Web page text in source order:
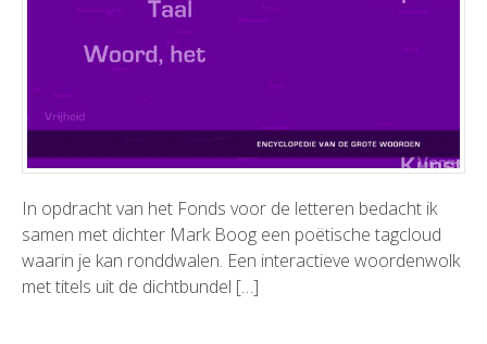
In opdracht van het Fonds voor de letteren bedacht ik
samen met dichter Mark Boog een poëtische tagcloud
waarin je kan ronddwalen. Een interactieve woordenwolk
met titels uit de dichtbundel […]